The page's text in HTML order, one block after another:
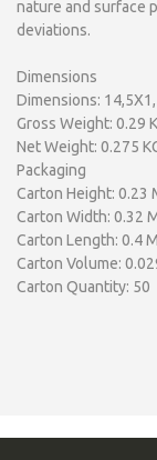
nature and surface
deviations.
Dimensions
Dimensions:
Gross Weight: 0.29
Net Weight: 0.275
Packaging
Carton Height: 0.23
Carton Width: 0.32
Carton Length: 0.4 M
Carton Volume:
Carton Quantity: 50